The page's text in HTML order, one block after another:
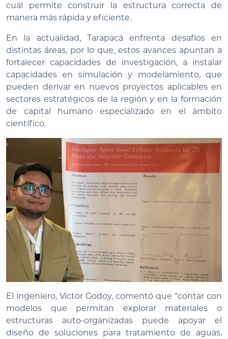
cuál permite construir la estructura correcta de
manera más rápida y eficiente.
En la actualidad, Tarapacá enfrenta desafíos en
distintas áreas, por lo que, estos avances apuntan a
fortalecer capacidades de investigación, a instalar
capacidades en simulación y modelamiento, que
pueden derivar en nuevos proyectos aplicables en
sectores estratégicos de la región y en la formación
de capital humano especializado en el ámbito
científico.
El ingeniero, Víctor Godoy, comentó que “contar con
modelos que permitan explorar materiales o
estructuras auto-organizadas puede apoyar el
diseño de soluciones para tratamiento de aguas,